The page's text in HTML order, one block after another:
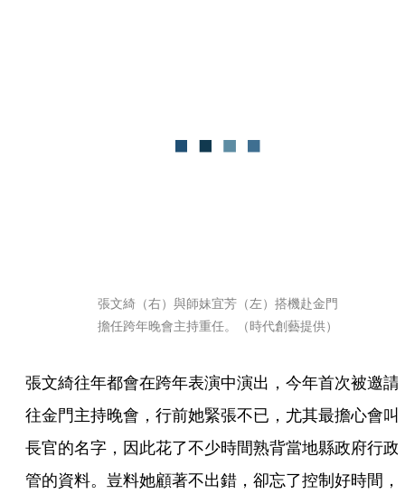
張文綺（右）與師妹宜芳（左）搭機赴金門
擔任跨年晚會主持重任。（時代創藝提供）
張文綺往年都會在跨年表演中演出，今年首次被邀請
往金門主持晚會，行前她緊張不已，尤其最擔心會叫
長官的名字，因此花了不少時間熟背當地縣政府行政
管的資料。豈料她顧著不出錯，卻忘了控制好時間，